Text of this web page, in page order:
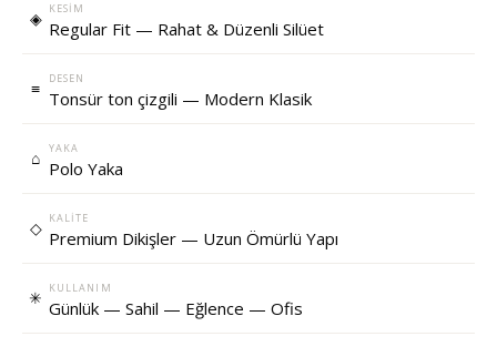
◈ KESIM
Regular Fit — Rahat & Düzenli Silüet
≡ DESEN
Tonsür ton çizgili — Modern Klasik
⌂ YAKA
Polo Yaka
◇ KALITE
Premium Dikişler — Uzun Ömürlü Yapı
✳ KULLANIM
Günlük — Sahil — Eğlence — Ofis